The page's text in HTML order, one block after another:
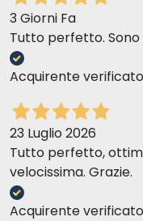
3 Giorni Fa
Tutto perfetto. Sono
Acquirente verificato
23 Luglio 2026
Tutto perfetto,
velocissima. Grazie.
Acquirente verificato